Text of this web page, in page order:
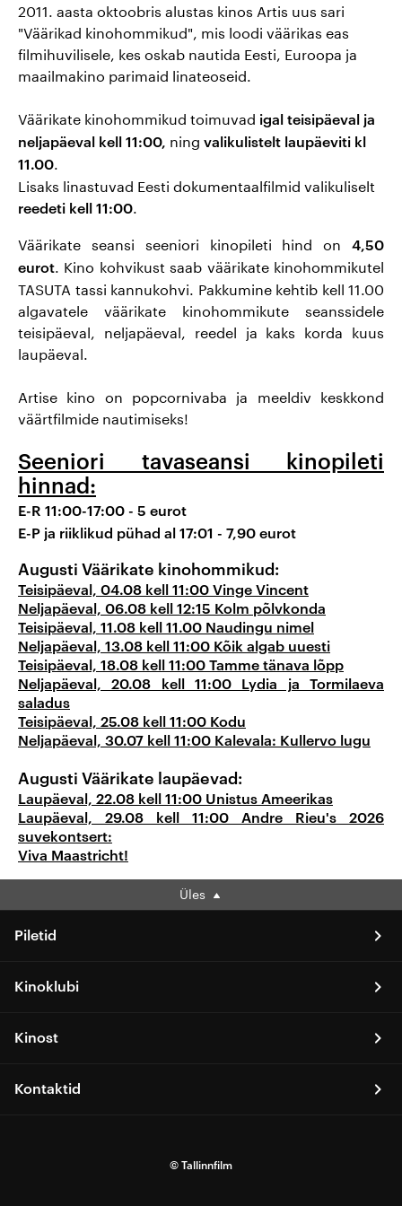
Lõuna-Korea
filmiõhtu
Eesti (dok)filmi
õhtu
Artise
lastehommik
Artišokk ahvatleb
privaatne
klaastuba
Kohvik
2011. aasta oktoobris alustas kinos Artis uus sari
"Väärikad kinohommikud", mis loodi väärikas eas
filmihuvilisele, kes oskab nautida Eesti, Euroopa ja
maailmakino parimaid linateoseid.
Väärikate kinohommikud toimuvad igal teisipäeval ja
neljapäeval kell 11:00, ning valikulistelt laupäeviti kl
11.00.
Lisaks linastuvad Eesti dokumentaalfilmid valikuliselt
reedeti kell 11:00.
Väärikate seansi seeniori kinopileti hind on 4,50
eurot. Kino kohvikust saab väärikate kinohommikutel
TASUTA tassi kannukohvi. Pakkumine kehtib kell 11.00
algavatele väärikate kinohommikute seanssidele
teisipäeval, neljapäeval, reedel ja kaks korda kuus
laupäeval.
Artise kino on popcornivaba ja meeldiv keskkond
väärtfilmide nautimiseks!
Seeniori tavaseansi kinopileti
hinnad:
E-R 11:00-17:00 - 5 eurot
E-P ja riiklikud pühad al 17:01 - 7,90 eurot
Augusti Väärikate kinohommikud:
Teisipäeval, 04.08 kell 11:00 Vinge Vincent
Neljapäeval, 06.08 kell 12:15 Kolm põlvkonda
Teisipäeval, 11.08 kell 11.00 Naudingu nimel
Neljapäeval, 13.08 kell 11:00 Kõik algab uuesti
Teisipäeval, 18.08 kell 11:00 Tamme tänava lõpp
Neljapäeval, 20.08 kell 11:00 Lydia ja Tormilaeva
saladus
Teisipäeval, 25.08 kell 11:00 Kodu
Neljapäeval, 30.07 kell 11:00 Kalevala: Kullervo lugu
Augusti Väärikate laupäevad:
Laupäeval, 22.08 kell 11:00 Unistus Ameerikas
Laupäeval, 29.08 kell 11:00 Andre Rieu's 2026
suvekontsert:
Viva Maastricht!
Üles
Piletid
Kinoklubi
Kinost
Kontaktid
© Tallinnfilm